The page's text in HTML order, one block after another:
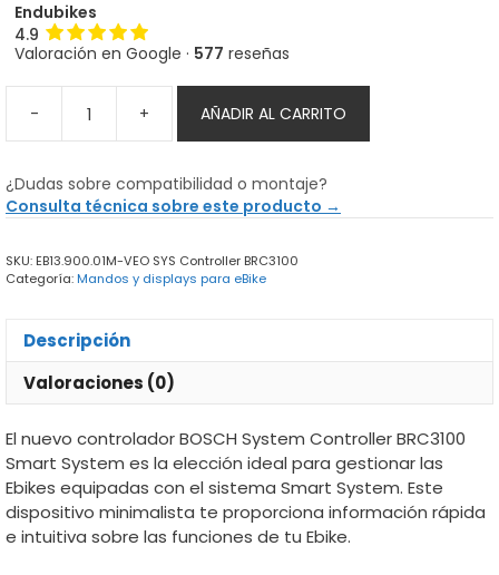
Endubikes
4.9
Valoración en Google · 577 reseñas
-
Bosch
System
BRC3100
cantidad
+ AÑADIR AL CARRITO
¿Dudas sobre compatibilidad o montaje?
Consulta técnica sobre este producto →
SKU: EB13.900.01M-VEO SYS Controller BRC3100
Categoría:Mandos y displays para eBike
Descripción
Valoraciones (0)
El nuevo controlador BOSCH System Controller BRC3100
Smart System es la elección ideal para gestionar las
Ebikes equipadas con el sistema Smart System. Este
dispositivo minimalista te proporciona información rápida
e intuitiva sobre las funciones de tu Ebike.